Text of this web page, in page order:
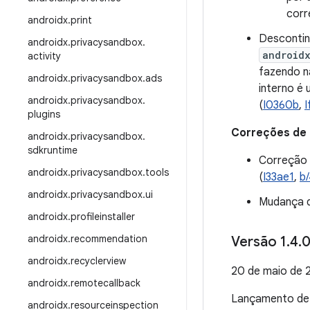
androidx.print
androidx.privacysandbox.
activity
androidx.privacysandbox.ads
androidx.privacysandbox.
plugins
androidx.privacysandbox.
sdkruntime
androidx.privacysandbox.tools
androidx.privacysandbox.ui
androidx.profileinstaller
androidx.recommendation
androidx.recyclerview
androidx.remotecallback
androidx.resourceinspection
fazendo
interno é
(I0360b,
Correções de
Correção
(I33ae1,
Mudança
Versão 1.4.
20 de maio de
Lançamento